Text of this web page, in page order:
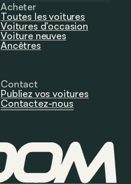
Acheter
Toutes les voitures
Voitures d’occasion
Voiture neuves
Ancêtres
Contact
Publiez vos voitures
Contactez-nous